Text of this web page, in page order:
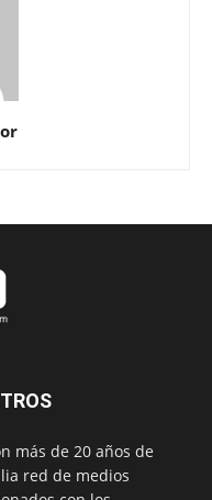
más de 20 años de
red de medios